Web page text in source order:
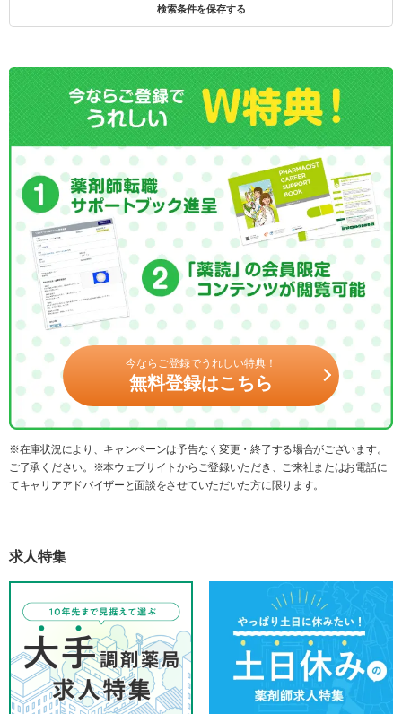
検索条件を保存する
今ならご登録でうれしい特典！
無料登録はこちら
※在庫状況により、キャンペーンは予告なく変更・終了する場合がございます。
ご了承ください。※本ウェブサイトからご登録いただき、ご来社またはお電話に
てキャリアアドバイザーと面談をさせていただいた方に限ります。
求人特集